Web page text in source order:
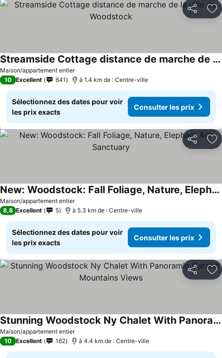
Partager
Maison/appartement entier
Streamside Cottage distance de marche de la ville de Woodstock
10 Excellent 641 à 1.4 km de : Centre-ville
Sélectionnez des dates pour voir
les prix exacts
Consulter les prix
Partager
Maison/appartement entier
New: Woodstock: Fall Foliage, Nature, Elephant Art Sanctuary
8,8 Excellent 5 à 5.3 km de : Centre-ville
Sélectionnez des dates pour voir
les prix exacts
Consulter les prix
Partager
Maison/appartement entier
Stunning Woodstock Ny Chalet With Panoramic Catskill Mountains Views
10 Excellent 162 à 4.4 km de : Centre-ville